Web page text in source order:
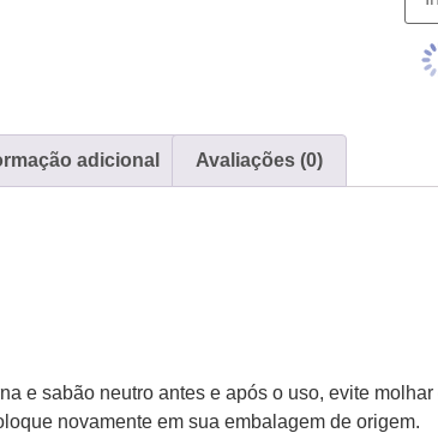
adicional Avaliações (0)
e sabão neutro antes e após o uso, evite
novamente em sua embalagem de origem.